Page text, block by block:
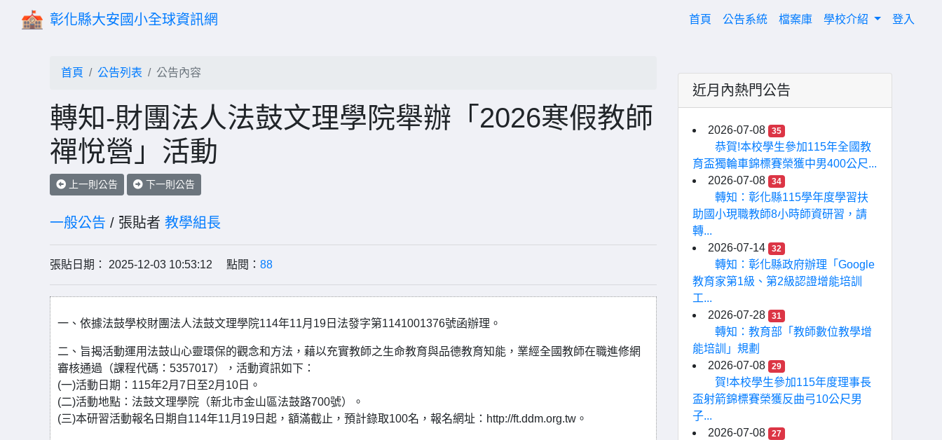
彰化縣大安國小全球資訊網 首頁 (current)
公告系統 檔案庫 學校介紹 登入
首頁 公告列表 公告內容
轉知-財團法人法鼓文理學院舉辦「2026寒假教師
禪悅營」活動
上一則公告 下一則公告
一般公告 / 張貼者 教學組長
張貼日期： 2025-12-03 10:53:12 點閱： 88
一、依據法鼓學校財團法人法鼓文理學院114年11月19日法發字第1141001376號函辦理。
二、旨揭活動運用法鼓山心靈環保的觀念和方法，藉以充實教師之生命教育與品德教育知能，業經全國教師在職進修網
審核通過（課程代碼：5357017），活動資訊如下：
(一)活動日期：115年2月7日至2月10日。
(二)活動地點：法鼓文理學院（新北市金山區法鼓路700號）。
(三)本研習活動報名日期自114年11月19日起，額滿截止，預計錄取100名，報名網址：http://ft.ddm.org.tw。
近月內熱門公告
2026-07-08 35
恭賀!本校學生參加115年全國教
育盃獨輪車錦標賽榮獲中男400公尺...
2026-07-08
34
轉知：彰化縣115學年度學習扶
助國小現職教師8小時師資研習，請
轉...
2026-07-14
32
轉知：彰化縣政府辦理「Google
教育家第1級、第2級認證增能培訓
工...
2026-07-28
31
轉知：教育部「教師數位教學增
能培訓」規劃
2026-07-08
29
賀!本校學生參加115年度理事長
盃射箭錦標賽榮獲反曲弓10公尺男
子...
2026-07-08
27